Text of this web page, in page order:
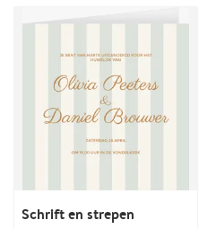
Schrift en strepen